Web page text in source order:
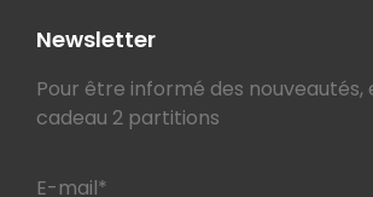
Newsletter
Pour être informé des
cadeau 2 partitions
E-mail*